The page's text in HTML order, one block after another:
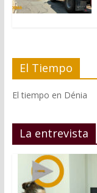
El Tiempo
El tiempo en Dénia
La entrevista